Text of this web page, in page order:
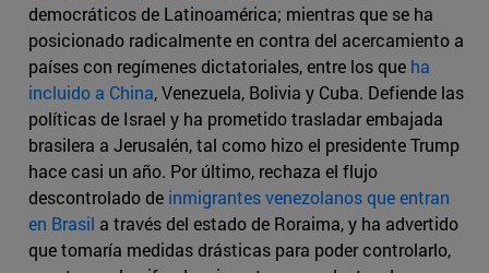
democráticos de Latinoamérica; mientras que se ha
posicionado radicalmente en contra del acercamiento a
países con regímenes dictatoriales, entre los que ha
incluido a China, Venezuela, Bolivia y Cuba. Defiende las
políticas de Israel y ha prometido trasladar embajada
brasilera a Jerusalén, tal como hizo el presidente Trump
hace casi un año. Por último, rechaza el flujo
descontrolado de inmigrantes venezolanos que entran
en Brasil a través del estado de Roraima, y ha advertido
que tomaría medidas drásticas para poder controlarlo,